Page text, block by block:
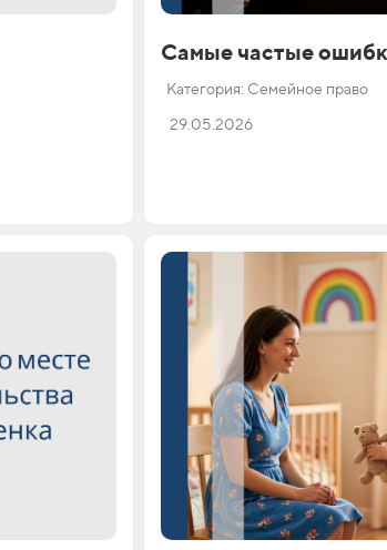
Самые частые
Категория: Семейное право
29.05.2026